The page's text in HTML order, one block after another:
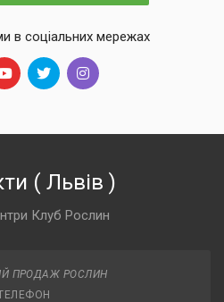
в соціальних мережах
( Львів )
Клуб Рослин
ПРОДАЖ РОСЛИН